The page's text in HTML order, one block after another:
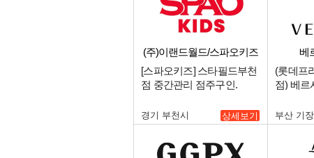
(주)이랜드월드/스파오키즈
스타필드부천
[스파오키즈] 스타필드부천
점 중간관리 점주구인.
경기 부천시 상세보기
베
(롯데프
점) 베르
부산 기